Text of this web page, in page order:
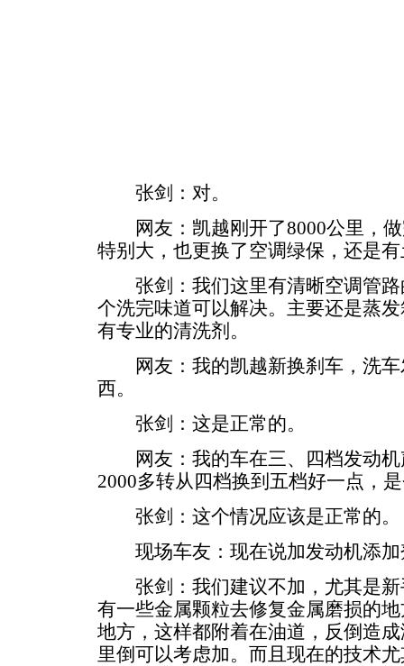
张剑：对。
网友：凯越刚开了8000公里，做
特别大，也更换了空调绿保，还是
张剑：我们这里有清晰空调管路
个洗完味道可以解决。主要还是蒸
有专业的清洗剂。
网友：我的凯越新换刹车，洗车
西。
张剑：这是正常的。
网友：我的车在三、四档发动机
2000多转从四档换到五档好一点，
张剑：这个情况应该是正常的。
现场车友：现在说加发动机添加
张剑：我们建议不加，尤其是新
有一些金属颗粒去修复金属磨损的
地方，这样都附着在油道，反倒造
里倒可以考虑加。而且现在的技术